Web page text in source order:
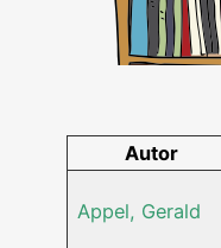
Autor
Appel, Gerald